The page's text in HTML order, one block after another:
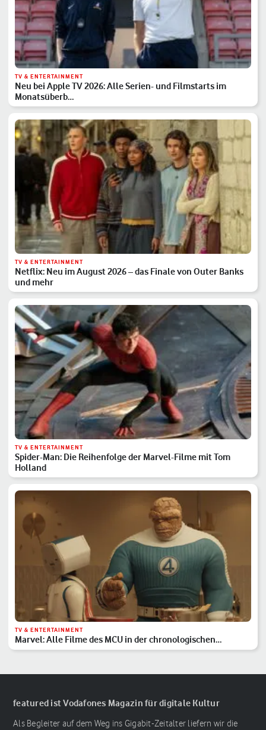
TV & ENTERTAINMENT
Neu bei Apple TV 2026: Alle Serien- und Filmstarts im
Monatsüberb…
TV & ENTERTAINMENT
Netflix: Neu im August 2026 – das Finale von Outer Banks
und mehr
TV & ENTERTAINMENT
Spider-Man: Die Reihenfolge der Marvel-Filme mit Tom
Holland
TV & ENTERTAINMENT
Marvel: Alle Filme des MCU in der chronologischen
Reihenfolge
featured ist Vodafones Magazin für digitale Kultur
Als Begleiter auf dem Weg ins Gigabit-Zeitalter liefern wir die